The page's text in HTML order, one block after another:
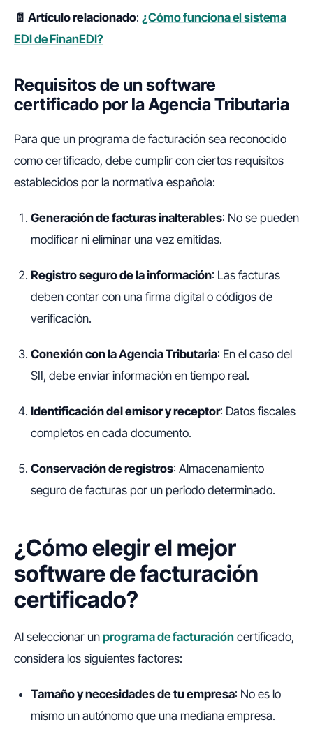
📄 Artículo relacionado: ¿Cómo funciona el sistema
EDI de FinanEDI?​
Requisitos de un software
certificado por la Agencia Tributaria
Para que un programa de facturación sea reconocido
como certificado, debe cumplir con ciertos requisitos
establecidos por la normativa española:
Generación de facturas inalterables: No se pueden
modificar ni eliminar una vez emitidas.
Registro seguro de la información: Las facturas
deben contar con una firma digital o códigos de
verificación.
Conexión con la Agencia Tributaria: En el caso del
SII, debe enviar información en tiempo real.
Identificación del emisor y receptor: Datos fiscales
completos en cada documento.
Conservación de registros: Almacenamiento
seguro de facturas por un periodo determinado.
¿Cómo elegir el mejor
software de facturación
certificado?
Al seleccionar un programa de facturación certificado,
considera los siguientes factores:
Tamaño y necesidades de tu empresa: No es lo
mismo un autónomo que una mediana empresa.